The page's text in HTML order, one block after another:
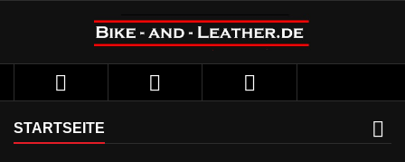
  
STARTSEITE